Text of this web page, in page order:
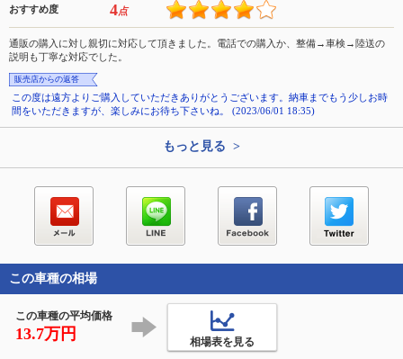
おすすめ度 4点
通販の購入に対し親切に対応して頂きました。電話での購入か、整備→車検→陸送の
説明も丁寧な対応でした。
販売店からの返答
この度は遠方よりご購入していただきありがとうございます。納車までもう少しお時
間をいただきますが、楽しみにお待ち下さいね。 (2023/06/01 18:35)
もっと見る >
この車種の相場
この車種の平均価格
13.7万円 相場表を見る